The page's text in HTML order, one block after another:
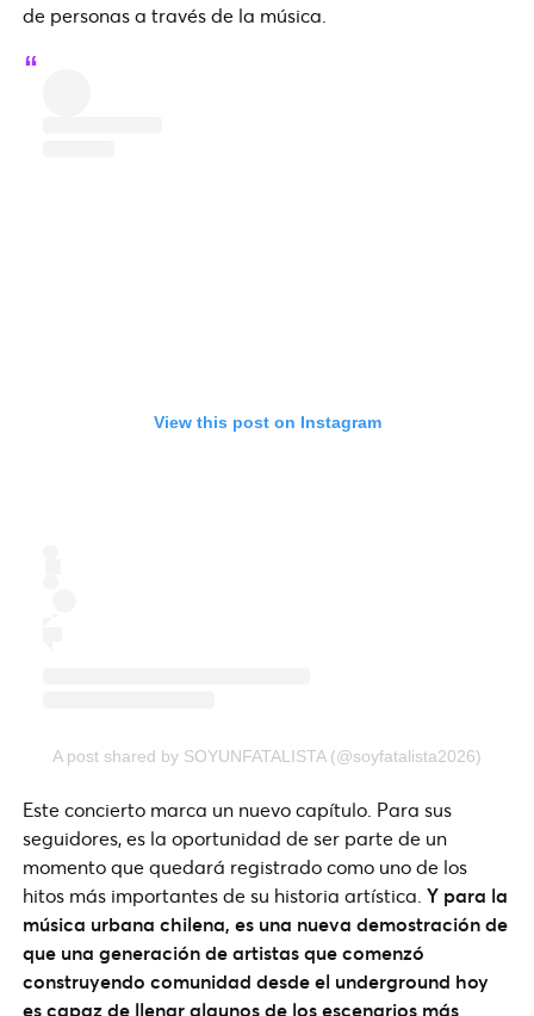
de personas a través de la música.
View this post on Instagram
A post shared by SOYUNFATALISTA (@soyfatalista2026)
Este concierto marca un nuevo capítulo. Para sus
seguidores, es la oportunidad de ser parte de un
momento que quedará registrado como uno de los
hitos más importantes de su historia artística. Y para la
música urbana chilena, es una nueva demostración de
que una generación de artistas que comenzó
construyendo comunidad desde el underground hoy
es capaz de llenar algunos de los escenarios más